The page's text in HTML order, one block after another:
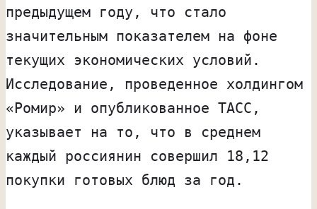
предыдущем году, что стало
значительным показателем на фоне
текущих экономических условий.
Исследование, проведенное холдингом
«Ромир» и опубликованное ТАСС,
указывает на то, что в среднем
каждый россиянин совершил 18,12
покупки готовых блюд за год.